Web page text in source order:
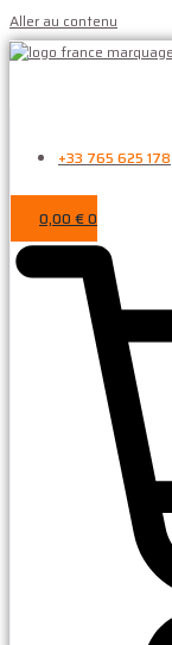
Aller au contenu
+33 765 625 178
0,00 €0